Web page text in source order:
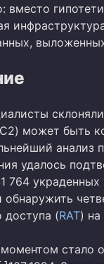
вместо
может быть
анализ
удалось
764
обнаружить
доступа (RAT) на
стало